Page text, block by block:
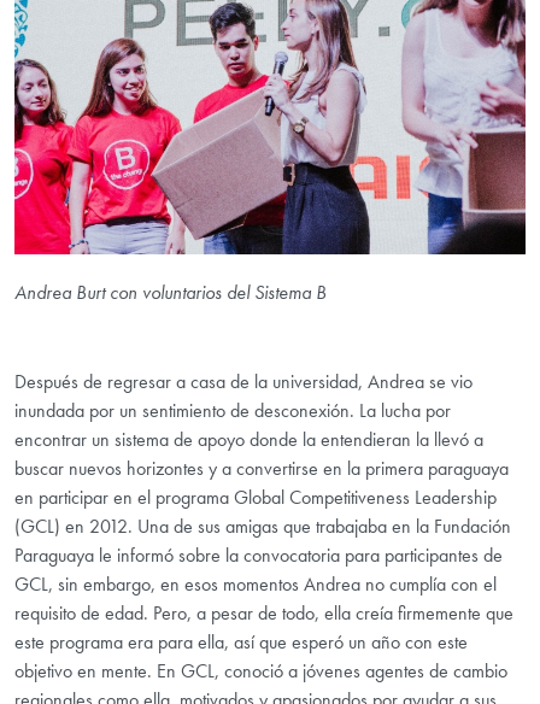
Andrea Burt con voluntarios del Sistema B
Después de regresar a casa de la universidad, Andrea se vio
inundada por un sentimiento de desconexión. La lucha por
encontrar un sistema de apoyo donde la entendieran la llevó a
buscar nuevos horizontes y a convertirse en la primera paraguaya
en participar en el programa Global Competitiveness Leadership
(GCL) en 2012. Una de sus amigas que trabajaba en la Fundación
Paraguaya le informó sobre la convocatoria para participantes de
GCL, sin embargo, en esos momentos Andrea no cumplía con el
requisito de edad. Pero, a pesar de todo, ella creía firmemente que
este programa era para ella, así que esperó un año con este
objetivo en mente. En GCL, conoció a jóvenes agentes de cambio